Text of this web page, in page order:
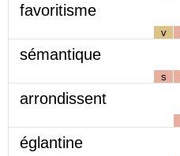
favoritisme
v
sémantique
s
arrondissent
églantine